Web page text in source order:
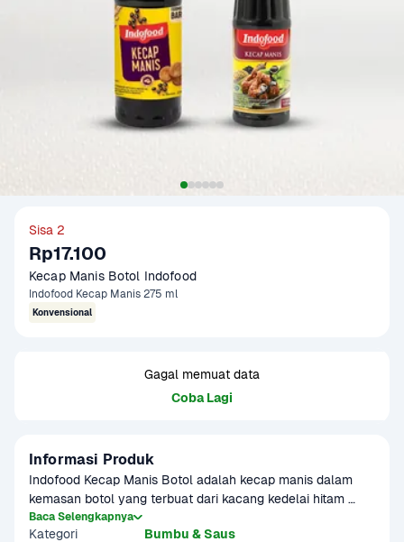
Sisa 2
Rp17.100
Kecap Manis Botol Indofood
Indofood Kecap Manis 275 ml
Konvensional
Gagal memuat data
Coba Lagi
Informasi Produk
Indofood Kecap Manis Botol adalah kecap manis dalam
kemasan botol yang terbuat dari kacang kedelai hitam
pilihan yang diproses dengan teknologi higienis. Dengan
rasa yang manis cocok sebagai bumbu untuk berbagai
Baca Selengkapnya
Kategori Bumbu & Saus